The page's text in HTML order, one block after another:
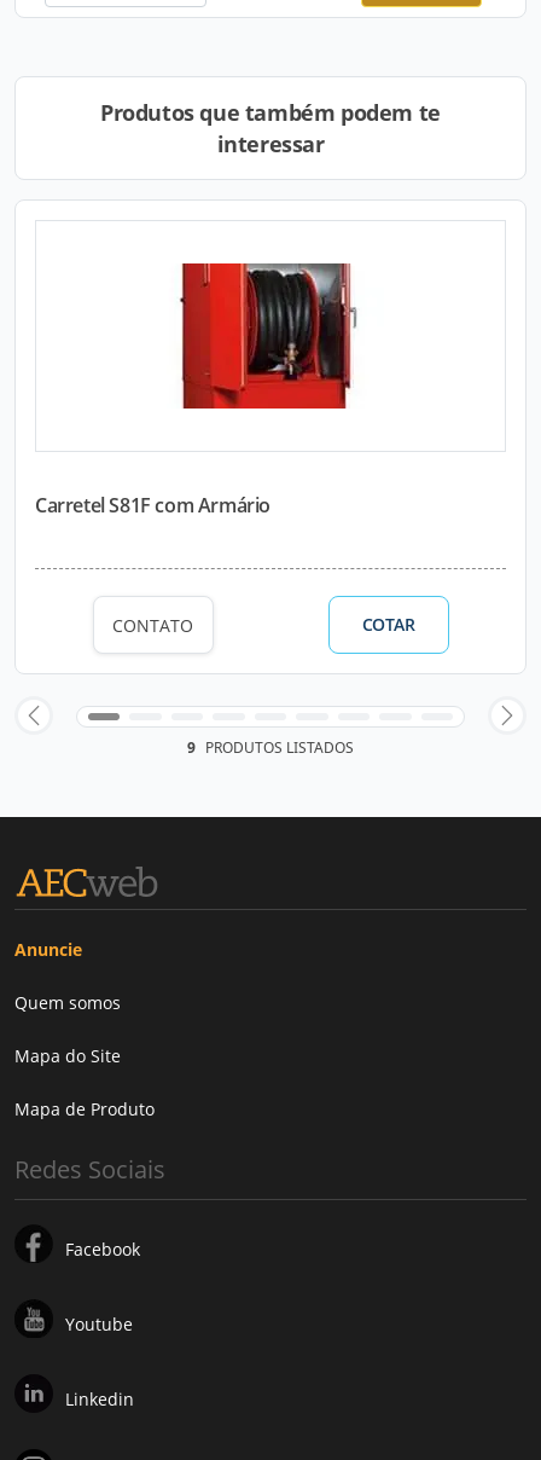
Produtos que também podem te
interessar
Carretel S81F com Armário
CONTATO COTAR
9 PRODUTOS LISTADOS
Anuncie
Quem somos
Mapa do Site
Mapa de Produto
Redes Sociais
Facebook
Youtube
Linkedin